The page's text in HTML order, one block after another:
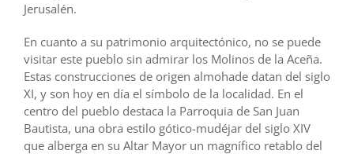
Jerusalén.
En cuanto a su patrimonio arquitectónico, no se puede
visitar este pueblo sin admirar los Molinos de la Aceña.
Estas construcciones de origen almohade datan del siglo
XI, y son hoy en día el símbolo de la localidad. En el
centro del pueblo destaca la Parroquia de San Juan
Bautista, una obra estilo gótico-mudéjar del siglo XIV
que alberga en su Altar Mayor un magnífico retablo del